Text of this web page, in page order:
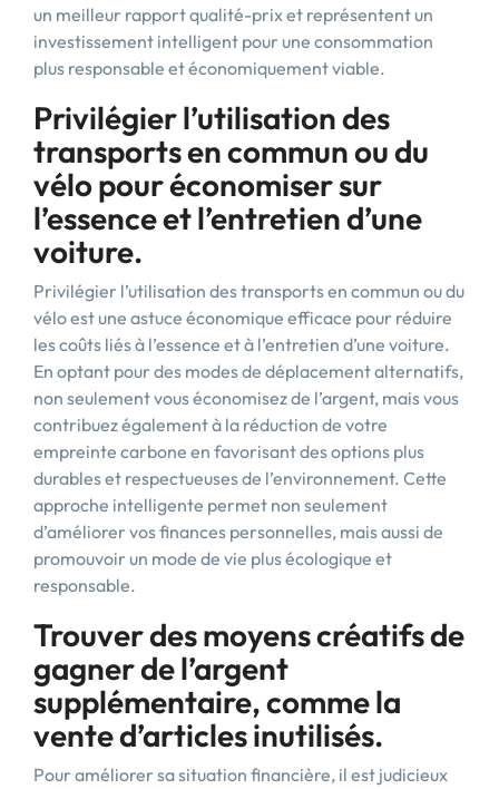
un meilleur rapport qualité-prix et représentent un
investissement intelligent pour une consommation
plus responsable et économiquement viable.
Privilégier l’utilisation des
transports en commun ou du
vélo pour économiser sur
l’essence et l’entretien d’une
voiture.
Privilégier l’utilisation des transports en commun ou du
vélo est une astuce économique efficace pour réduire
les coûts liés à l’essence et à l’entretien d’une voiture.
En optant pour des modes de déplacement alternatifs,
non seulement vous économisez de l’argent, mais vous
contribuez également à la réduction de votre
empreinte carbone en favorisant des options plus
durables et respectueuses de l’environnement. Cette
approche intelligente permet non seulement
d’améliorer vos finances personnelles, mais aussi de
promouvoir un mode de vie plus écologique et
responsable.
Trouver des moyens créatifs de
gagner de l’argent
supplémentaire, comme la
vente d’articles inutilisés.
Pour améliorer sa situation financière, il est judicieux